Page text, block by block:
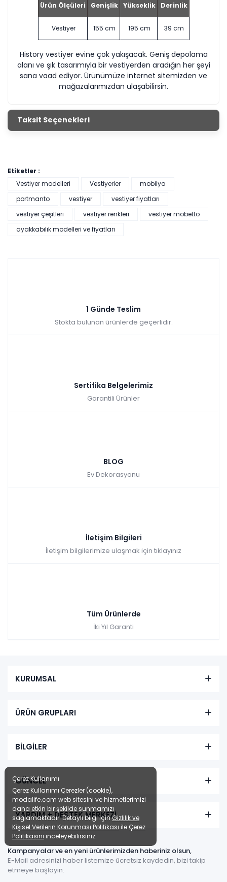
Ürün Ölçüleri Genişlik Yükseklik Derinlik
Vestiyer 155 cm 195 cm 39 cm
History vestiyer evine çok yakışacak. Geniş depolama
alanı ve şık tasarımıyla bir vestiyerden aradığın her şeyi
sana vaad ediyor. Ürünümüze internet sitemizden ve
mağazalarımızdan ulaşabilirsin.
Taksit Seçenekleri
Etiketler :
Vestiyer modelleri
Vestiyerler
mobilya
portmanto
vestiyer
vestiyer fiyatları
vestiyer çeşitleri
vestiyer renkleri
vestiyer mobetto
ayakkabılık modelleri ve fiyatları
1 Günde Teslim
Stokta bulunan ürünlerde geçerlidir.
Sertifika Belgelerimiz
Garantili Ürünler
BLOG
Ev Dekorasyonu
İletişim Bilgileri
İletişim bilgilerimize ulaşmak için tıklayınız
Tüm Ürünlerde
İki Yıl Garanti
KURUMSAL
ÜRÜN GRUPLARI
BİLGİLER
GÜNCEL
YARDIM + DESTEK MERKEZİ
Kampanyalar ve en yeni ürünlerimizden haberiniz olsun,
E-Mail adresinizi haber listemize ücretsiz kaydedin, bizi takip
etmeye başlayın.
Çerez Kullanımı
Çerez Kullanımı Çerezler (cookie),
modalife.com web sitesini ve hizmetlerimizi
daha etkin bir şekilde sunmamızı
sağlamaktadır. Detaylı bilgi içinGizlilik ve
Kişisel Verilerin Korunması Politikası ile Çerez
Politikasını inceleyebilirsiniz.